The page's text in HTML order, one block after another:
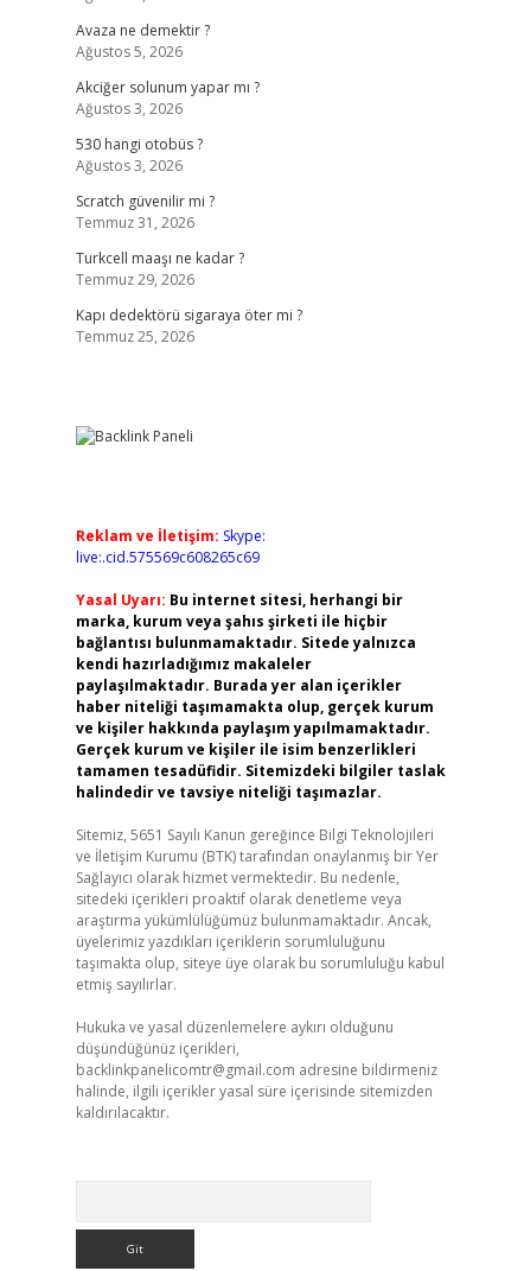
Avaza ne demektir ?
Ağustos 5, 2026
Akciğer solunum yapar mı ?
Ağustos 3, 2026
530 hangi otobüs ?
Ağustos 3, 2026
Scratch güvenilir mi ?
Temmuz 31, 2026
Turkcell maaşı ne kadar ?
Temmuz 29, 2026
Kapı dedektörü sigaraya öter mi ?
Temmuz 25, 2026
Reklam ve İletişim: Skype:
live:.cid.575569c608265c69
Yasal Uyarı: Bu internet sitesi, herhangi bir
marka, kurum veya şahıs şirketi ile hiçbir
bağlantısı bulunmamaktadır. Sitede yalnızca
kendi hazırladığımız makaleler
paylaşılmaktadır. Burada yer alan içerikler
haber niteliği taşımamakta olup, gerçek kurum
ve kişiler hakkında paylaşım yapılmamaktadır.
Gerçek kurum ve kişiler ile isim benzerlikleri
tamamen tesadüfidir. Sitemizdeki bilgiler taslak
halindedir ve tavsiye niteliği taşımazlar.
Sitemiz, 5651 Sayılı Kanun gereğince Bilgi Teknolojileri
ve İletişim Kurumu (BTK) tarafından onaylanmış bir Yer
Sağlayıcı olarak hizmet vermektedir. Bu nedenle,
sitedeki içerikleri proaktif olarak denetleme veya
araştırma yükümlülüğümüz bulunmamaktadır. Ancak,
üyelerimiz yazdıkları içeriklerin sorumluluğunu
taşımakta olup, siteye üye olarak bu sorumluluğu kabul
etmiş sayılırlar.
Hukuka ve yasal düzenlemelere aykırı olduğunu
düşündüğünüz içerikleri,
backlinkpanelicomtr@gmail.com adresine bildirmeniz
halinde, ilgili içerikler yasal süre içerisinde sitemizden
kaldırılacaktır.